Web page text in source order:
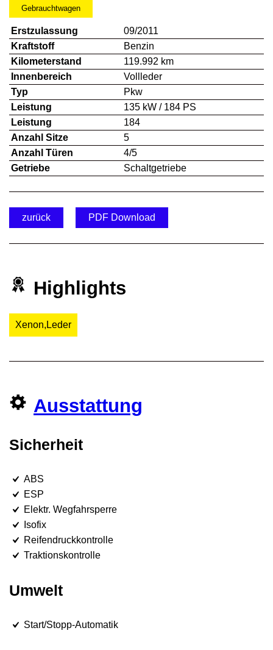
Gebrauchtwagen
Erstzulassung
09/2011
Kraftstoff
Benzin
Kilometerstand
119.992 km
Innenbereich
Vollleder
Typ
Pkw
Leistung
135 kW / 184 PS
Leistung
184
Anzahl Sitze
5
Anzahl Türen
4/5
Getriebe
Schaltgetriebe
zurück PDF Download
Highlights
Xenon,Leder
Ausstattung
Sicherheit
ABS
ESP
Elektr. Wegfahrsperre
Isofix
Reifendruckkontrolle
Traktionskontrolle
Umwelt
Start/Stopp-Automatik